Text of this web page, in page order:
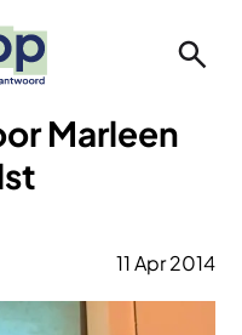
Marleen
11 Apr 2014